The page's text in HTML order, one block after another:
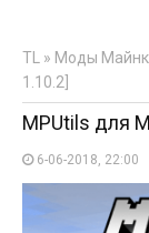
TL » Моды
1.10.2]
MPUtils для
6-06-2018, 22:00